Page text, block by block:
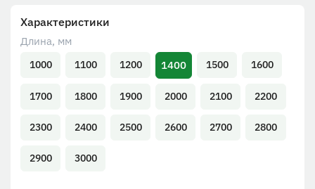
Характеристики
Длина, мм
1000 1100 1200 1400 1500 1600
1700 1800 1900 2000 2100 2200
2300 2400 2500 2600 2700 2800
2900 3000